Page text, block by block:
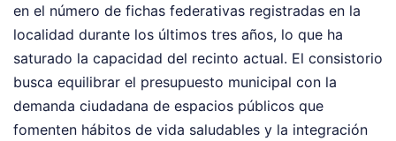
en el número de fichas federativas registradas en la
localidad durante los últimos tres años, lo que ha
saturado la capacidad del recinto actual. El consistorio
busca equilibrar el presupuesto municipal con la
demanda ciudadana de espacios públicos que
fomenten hábitos de vida saludables y la integración